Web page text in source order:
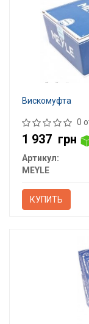
Вискомуфта
0
1 937 грн
Артикул:
MEYLE
КУПИТЬ